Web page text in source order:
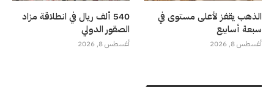
الذهب يقفز لأعلى مستوى في
سبعة أسابيع
أغسطس 8, 2026
540 ألف ريال في انطلاقة مزاد
الصقور الدولي
أغسطس 8, 2026